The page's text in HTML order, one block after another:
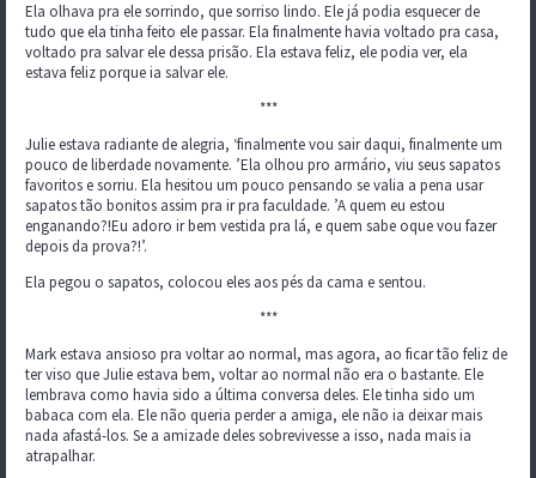
Ela olhava pra ele sorrindo, que sorriso lindo. Ele já podia esquecer de
tudo que ela tinha feito ele passar. Ela finalmente havia voltado pra casa,
voltado pra salvar ele dessa prisão. Ela estava feliz, ele podia ver, ela
estava feliz porque ia salvar ele.
***
Julie estava radiante de alegria, ‘finalmente vou sair daqui, finalmente um
pouco de liberdade novamente. ’Ela olhou pro armário, viu seus sapatos
favoritos e sorriu. Ela hesitou um pouco pensando se valia a pena usar
sapatos tão bonitos assim pra ir pra faculdade. ’A quem eu estou
enganando?!Eu adoro ir bem vestida pra lá, e quem sabe oque vou fazer
depois da prova?!’.
Ela pegou o sapatos, colocou eles aos pés da cama e sentou.
***
Mark estava ansioso pra voltar ao normal, mas agora, ao ficar tão feliz de
ter viso que Julie estava bem, voltar ao normal não era o bastante. Ele
lembrava como havia sido a última conversa deles. Ele tinha sido um
babaca com ela. Ele não queria perder a amiga, ele não ia deixar mais
nada afastá-los. Se a amizade deles sobrevivesse a isso, nada mais ia
atrapalhar.